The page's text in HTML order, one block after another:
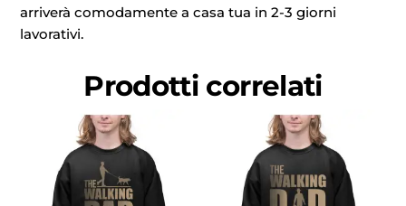
arriverà comodamente a casa tua in 2-3 giorni
lavorativi.
Prodotti correlati